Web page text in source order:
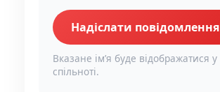
Надіслати повідомлення
Вказане імʼя буде відображатися у
спільноті.